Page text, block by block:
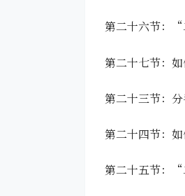
第二十六节：
第二十七节：
第二十三节：
第二十四节：
第二十五节：